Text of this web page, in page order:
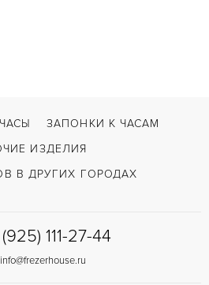
С документами, С футляром
Двойной сложности застежка
ЗАПОНКИ К ЧАСАМ
ИЗДЕЛИЯ
В ДРУГИХ ГОРОДАХ
111-27-44
info@frezerhouse.ru